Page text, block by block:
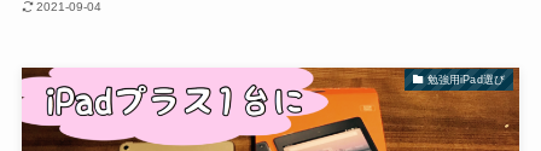
2021-09-04
勉強用iPad選び